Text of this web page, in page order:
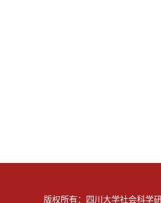
版权所有：四川大学社会科学